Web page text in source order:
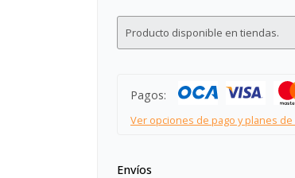
Producto disponible en tiendas.
Pagos:
Ver opciones de pago y planes de
Envíos